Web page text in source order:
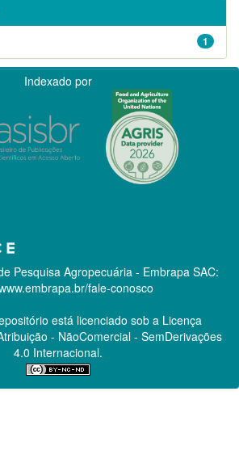
1
Indexado por
Pesquisa Agropecuária - Embrapa SAC:
fale-conosco
está licenciado sob a Licença
- NãoComercial - SemDerivações
4.0 Internacional.